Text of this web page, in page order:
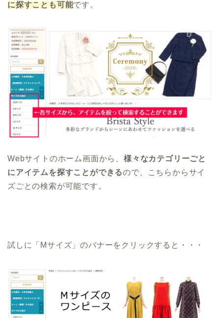
に探すことも可能です。
Webサイトのホーム画面から、 様々なカテゴリーごと
にアイテムを探すことができるので、こちらからサイ
ズごとの検索が可能です。
試しに「Mサイズ」のバナーをクリックすると・・・